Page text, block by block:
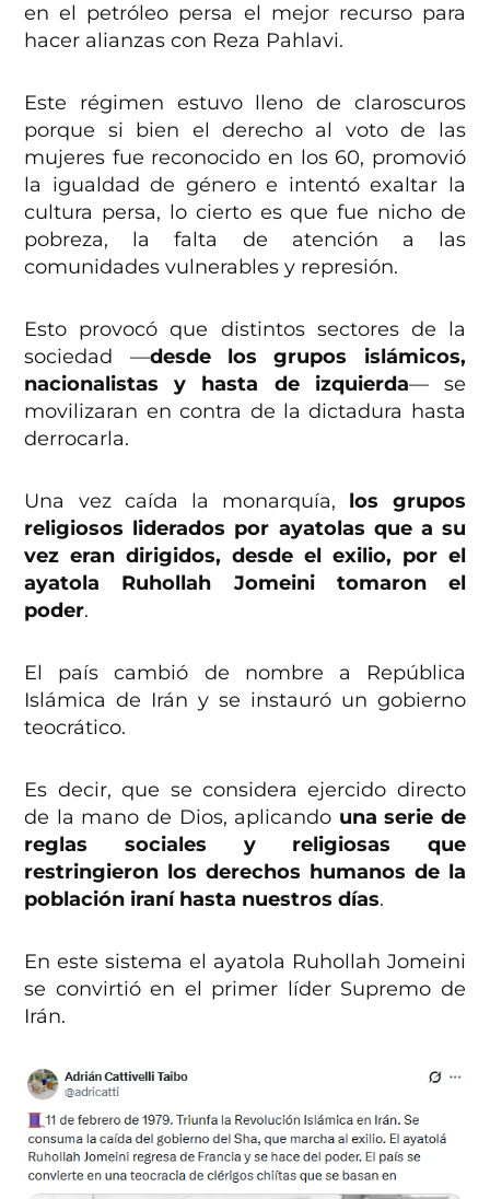
en el petróleo persa el mejor recurso para
hacer alianzas con Reza Pahlavi.
Este régimen estuvo lleno de claroscuros
porque si bien el derecho al voto de las
mujeres fue reconocido en los 60, promovió
la igualdad de género e intentó exaltar la
cultura persa, lo cierto es que fue nicho de
pobreza, la falta de atención a las
comunidades vulnerables y represión.
Esto provocó que distintos sectores de la
sociedad —desde los grupos islámicos,
nacionalistas y hasta de izquierda— se
movilizaran en contra de la dictadura hasta
derrocarla.
Una vez caída la monarquía, los grupos
religiosos liderados por ayatolas que a su
vez eran dirigidos, desde el exilio, por el
ayatola Ruhollah Jomeini tomaron el
poder.
El país cambió de nombre a República
Islámica de Irán y se instauró un gobierno
teocrático.
Es decir, que se considera ejercido directo
de la mano de Dios, aplicando una serie de
reglas sociales y religiosas que
restringieron los derechos humanos de la
población iraní hasta nuestros días.
En este sistema el ayatola Ruhollah Jomeini
se convirtió en el primer líder Supremo de
Irán.